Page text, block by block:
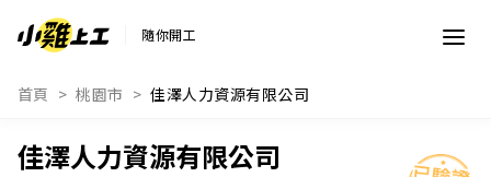
隨你開工
首頁 桃園市 佳澤人力資源有限公司
佳澤人力資源有限公司